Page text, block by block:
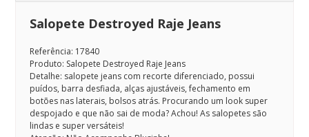
Salopete Destroyed Raje Jeans
Referência: 17840
Produto: Salopete Destroyed Raje Jeans
Detalhe: salopete jeans com recorte diferenciado, possui
puídos, barra desfiada, alças ajustáveis, fechamento em
botões nas laterais, bolsos atrás. Procurando um look super
despojado e que não sai de moda? Achou! As salopetes são
lindas e super versáteis!